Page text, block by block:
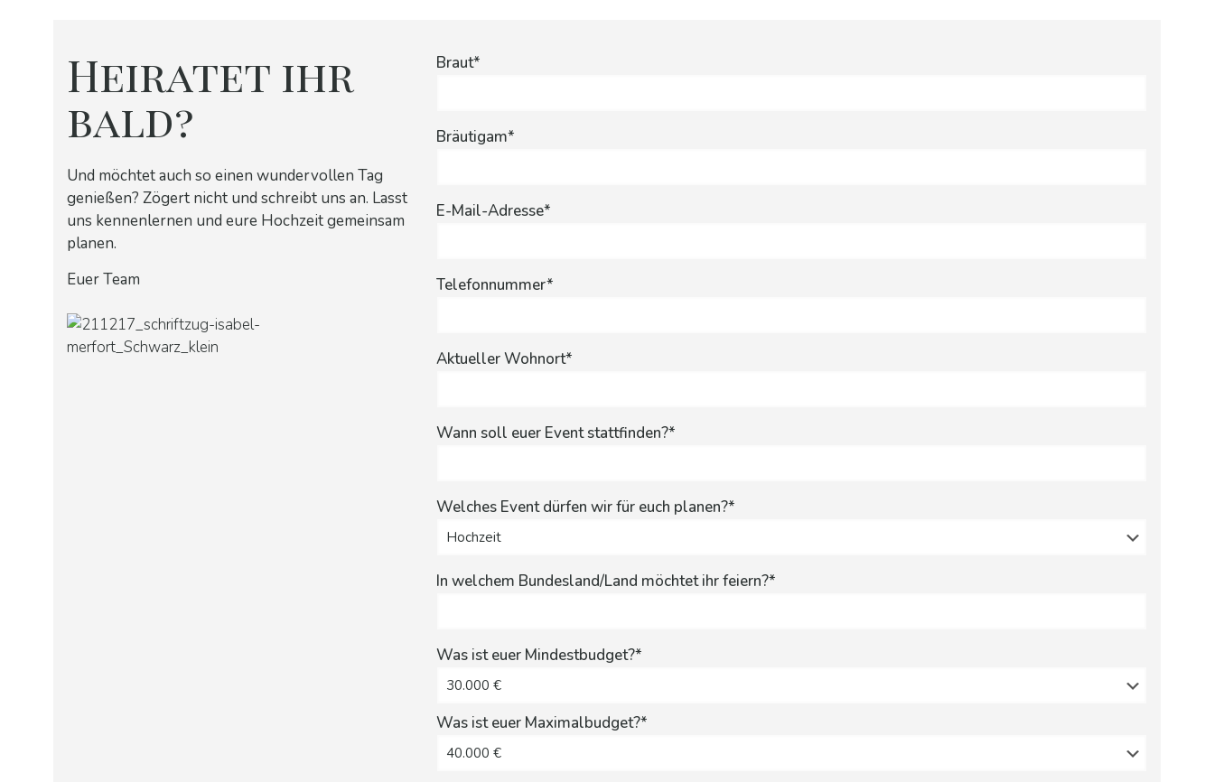
Heiratet ihr
bald?
Und möchtet auch so einen wundervollen Tag
genießen? Zögert nicht und schreibt uns an. Lasst
uns kennenlernen und eure Hochzeit gemeinsam
planen.
Euer Team
Braut*
Bräutigam*
E-Mail-Adresse*
Telefonnummer*
Aktueller Wohnort*
Wann soll euer Event stattfinden?*
Welches Event dürfen wir für euch planen?*
In welchem Bundesland/Land möchtet ihr feiern?*
Was ist euer Mindestbudget?*
Was ist euer Maximalbudget?*